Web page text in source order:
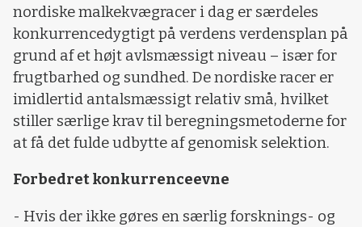
nordiske malkekvægracer i dag er særdeles
konkurrencedygtigt på verdens verdensplan på
grund af et højt avlsmæssigt niveau – især for
frugtbarhed og sundhed. De nordiske racer er
imidlertid antalsmæssigt relativ små, hvilket
stiller særlige krav til beregningsmetoderne for
at få det fulde udbytte af genomisk selektion.
Forbedret konkurrenceevne
- Hvis der ikke gøres en særlig forsknings- og